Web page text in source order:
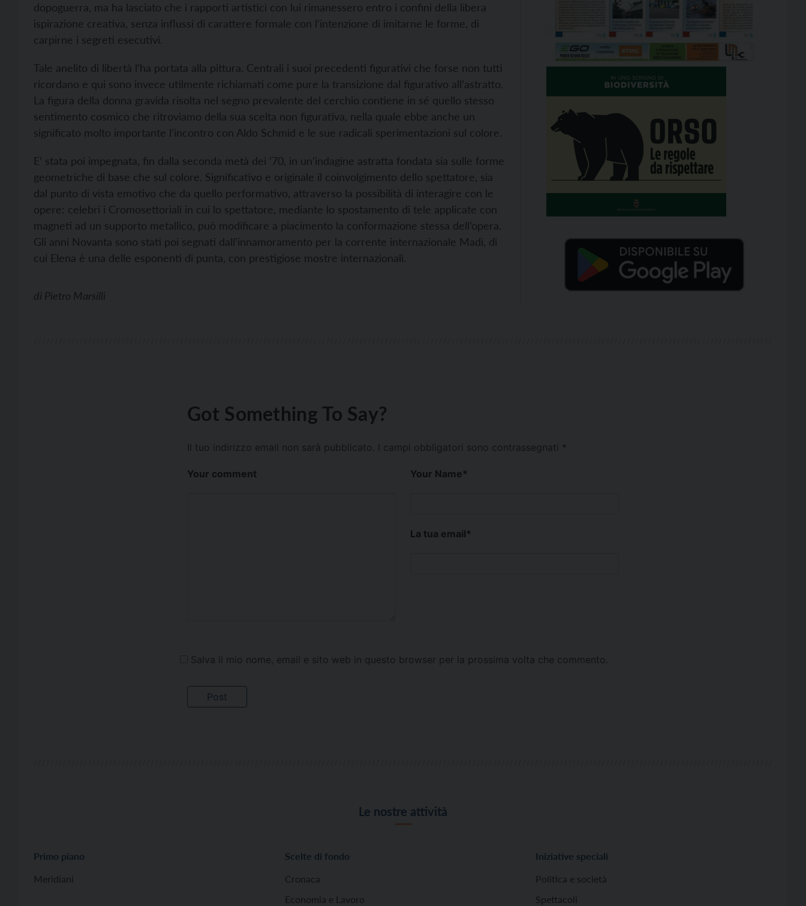
dopoguerra, ma ha lasciato che i rapporti artistici con lui rimanessero entro i confini della libera
ispirazione creativa, senza influssi di carattere formale con l’intenzione di imitarne le forme, di
carpirne i segreti esecutivi.
Tale anelito di libertà l’ha portata alla pittura. Centrali i suoi precedenti figurativi che forse non tutti
ricordano e qui sono invece utilmente richiamati come pure la transizione dal figurativo all’astratto.
La figura della donna gravida risolta nel segno prevalente del cerchio contiene in sé quello stesso
sentimento cosmico che ritroviamo della sua scelta non figurativa, nella quale ebbe anche un
significato molto importante l’incontro con Aldo Schmid e le sue radicali sperimentazioni sul colore.
E’ stata poi impegnata, fin dalla seconda metà dei ’70, in un’indagine astratta fondata sia sulle forme
geometriche di base che sul colore. Significativo e originale il coinvolgimento dello spettatore, sia
dal punto di vista emotivo che da quello performativo, attraverso la possibilità di interagire con le
opere: celebri i Cromosettoriali in cui lo spettatore, mediante lo spostamento di tele applicate con
magneti ad un supporto metallico, può modificare a piacimento la conformazione stessa dell’opera.
Gli anni Novanta sono stati poi segnati dall’innamoramento per la corrente internazionale Madì, di
cui Elena è una delle esponenti di punta, con prestigiose mostre internazionali.
di Pietro Marsilli
Got Something To Say?
Il tuo indirizzo email non sarà pubblicato. I campi obbligatori sono contrassegnati *
Your comment Your Name*
La tua email*
Salva il mio nome, email e sito web in questo browser per la prossima volta che commento.
Le nostre attività
Primo piano
Meridiani
Scelte di fondo
Cronaca
Economia e Lavoro
Iniziative speciali
Politica e società
Spettacoli